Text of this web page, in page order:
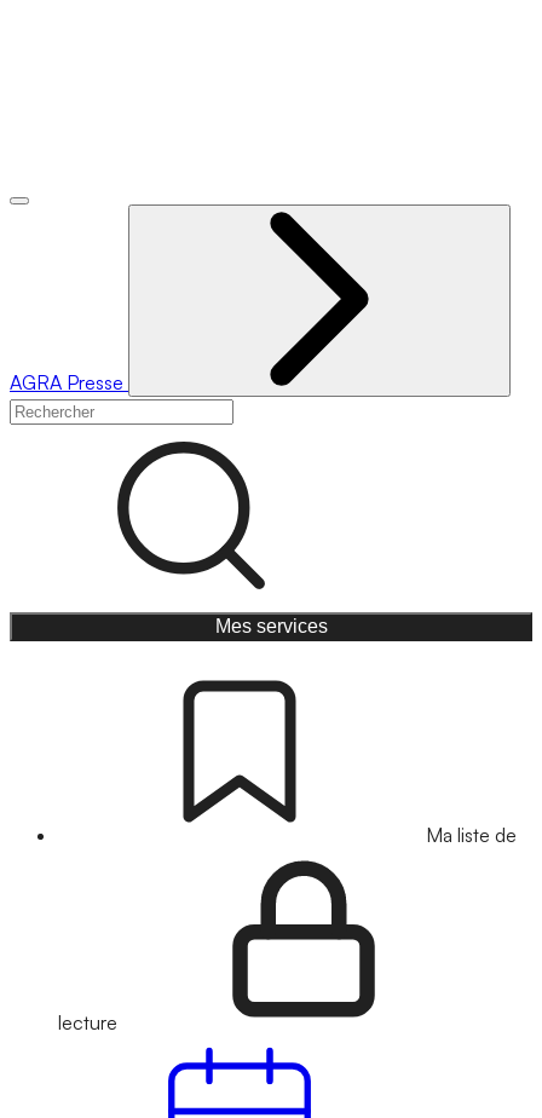
AGRA Presse
Mes services
Ma liste de
lecture